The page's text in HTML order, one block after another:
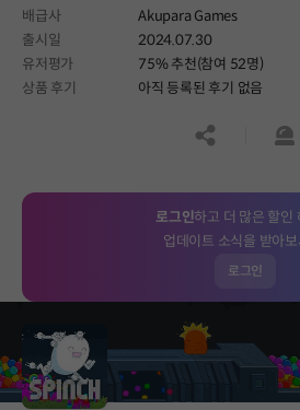
배급사
Akupara Games
출시일
2024.07.30
유저평가
75% 추천(참여 52명)
상품 후기
아직 등록된 후기 없음
공유하기
신
로그인하고 더 많은 할인
업데이트 소식을 받아
로그인